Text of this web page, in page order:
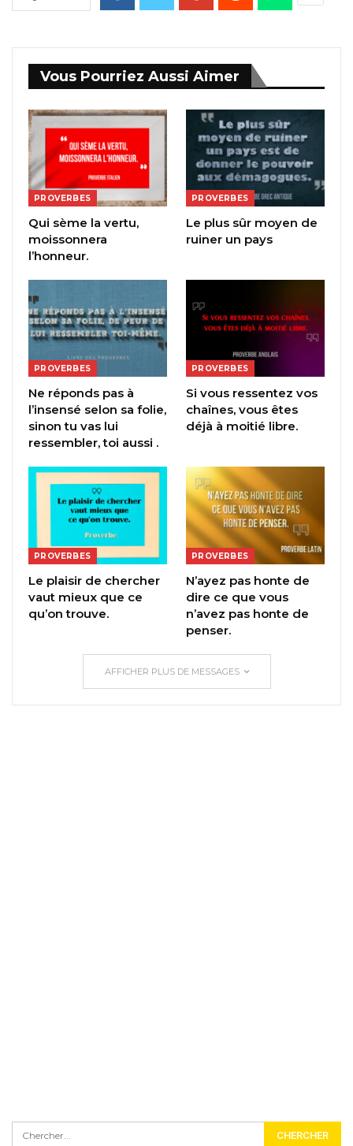
Vous Pourriez Aussi Aimer
PROVERBES
Qui sème la vertu,
moissonnera
l’honneur.
PROVERBES
Le plus sûr moyen de
ruiner un pays
PROVERBES
Ne réponds pas à
l’insensé selon sa folie,
sinon tu vas lui
ressembler, toi aussi .
PROVERBES
Si vous ressentez vos
chaînes, vous êtes
déjà à moitié libre.
PROVERBES
Le plaisir de chercher
vaut mieux que ce
qu’on trouve.
PROVERBES
N’ayez pas honte de
dire ce que vous
n’avez pas honte de
penser.
AFFICHER PLUS DE MESSAGES